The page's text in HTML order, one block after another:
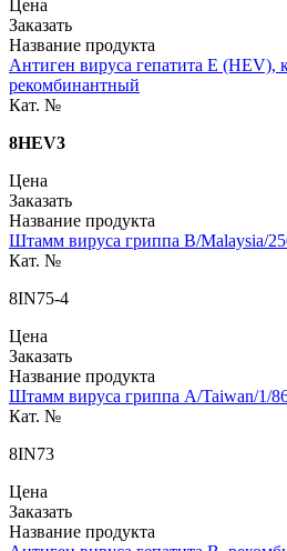
Цена
Заказать
Название продукта
Антиген вируса гепатита E (HEV),
рекомбинантный
Кат. №
8HEV3
Цена
Заказать
Название продукта
Штамм вируса гриппа B/Malaysia/
Кат. №
8IN75-4
Цена
Заказать
Название продукта
Штамм вируса гриппа A/Taiwan/1/
Кат. №
8IN73
Цена
Заказать
Название продукта